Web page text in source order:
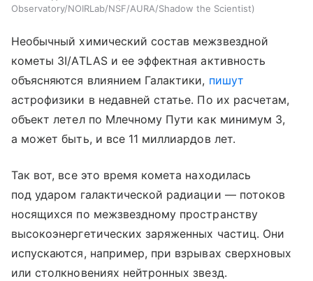
Observatory/NOIRLab/NSF/AURA/Shadow the Scientist
Необычный химический состав межзвездной
кометы 3I/ATLAS и ее эффектная активность
объясняются влиянием Галактики, пишут
астрофизики в недавней статье. По их расчетам,
объект летел по Млечному Пути как минимум 3,
а может быть, и все 11 миллиардов лет.
Так вот, все это время комета находилась
под ударом галактической радиации — потоков
носящихся по межзвездному пространству
высокоэнергетических заряженных частиц. Они
испускаются, например, при взрывах сверхновых
или столкновениях нейтронных звезд.